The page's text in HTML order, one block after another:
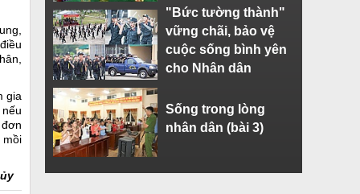
gia
mồi
"Bức tường thành"
vững chãi, bảo vệ
cuộc sống bình yên
cho Nhân dân
Sống trong lòng
nhân dân (bài 3)